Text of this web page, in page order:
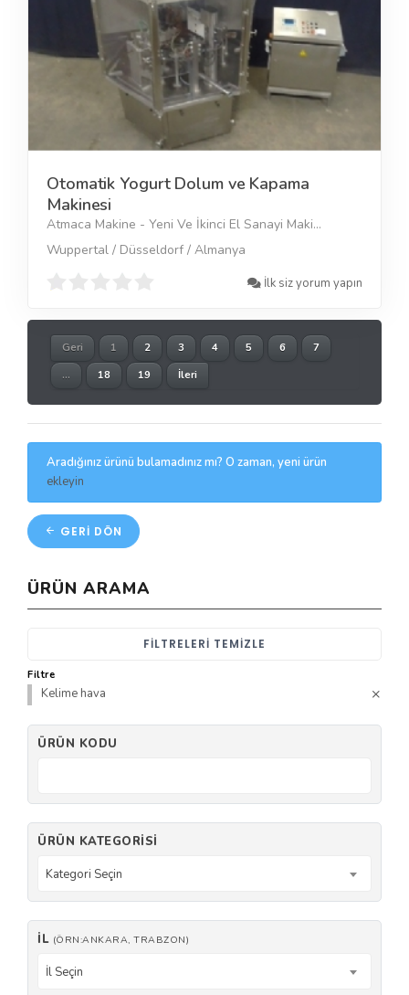
Otomatik Yogurt Dolum ve Kapama
Makinesi
Atmaca Makine - Yeni Ve İkinci El Sanayi Maki...
Wuppertal / Düsseldorf / Almanya
İlk siz yorum yapın
Geri 1 2 3 4 5 6
7
...
18 19 İleri
Aradığınız ürünü bulamadınız mı? O zaman, yeni ürün
ekleyin
GERI DÖN
ÜRÜN ARAMA
FILTRELERI TEMIZLE
Filtre
Kelime hava
ÜRÜN KODU
ÜRÜN KATEGORISI
Kategori Seçin
İL (ÖRN:ANKARA, TRABZON)
İl Seçin